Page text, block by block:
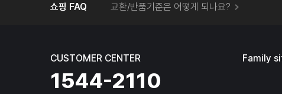
쇼핑 FAQ
교환/반품기준은 어떻게 되나요?
온라인에서 구매한 상품 오프라인에서 반품이
CUSTOMER CENTER
1544-2110
Family